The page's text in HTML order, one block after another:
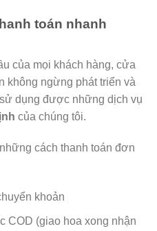
toán nhanh
của mọi khách hàng, cửa
không ngừng phát triển và
dụng được những dịch vụ
của chúng tôi.
cách thanh toán đơn
khoản
COD (giao hoa xong nhận